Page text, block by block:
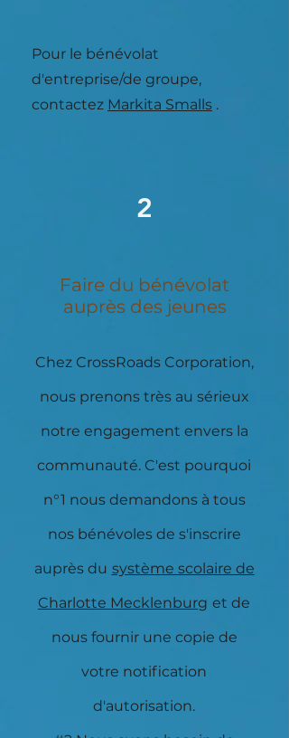
Pour le bénévolat
d'entreprise/de groupe,
contactez Markita Smalls .
2
Faire du bénévolat
auprès des jeunes
Chez CrossRoads Corporation,
nous prenons très au sérieux
notre engagement envers la
communauté. C'est pourquoi
n°1 nous demandons à tous
nos bénévoles de s'inscrire
auprès du système scolaire de
Charlotte Mecklenburg et de
nous fournir une copie de
votre notification
d'autorisation.